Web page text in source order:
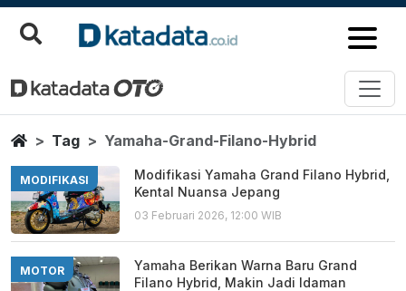
Yamaha Grand Filano Hybrid
Berita Terbaru
HomeTag Yamaha-Grand-Filano-Hybrid
MODIFIKASI
Modifikasi Yamaha Grand Filano Hybrid,
Kental Nuansa Jepang
03 Februari 2026, 12:00 WIB
MOTOR
Yamaha Berikan Warna Baru Grand
Filano Hybrid, Makin Jadi Idaman